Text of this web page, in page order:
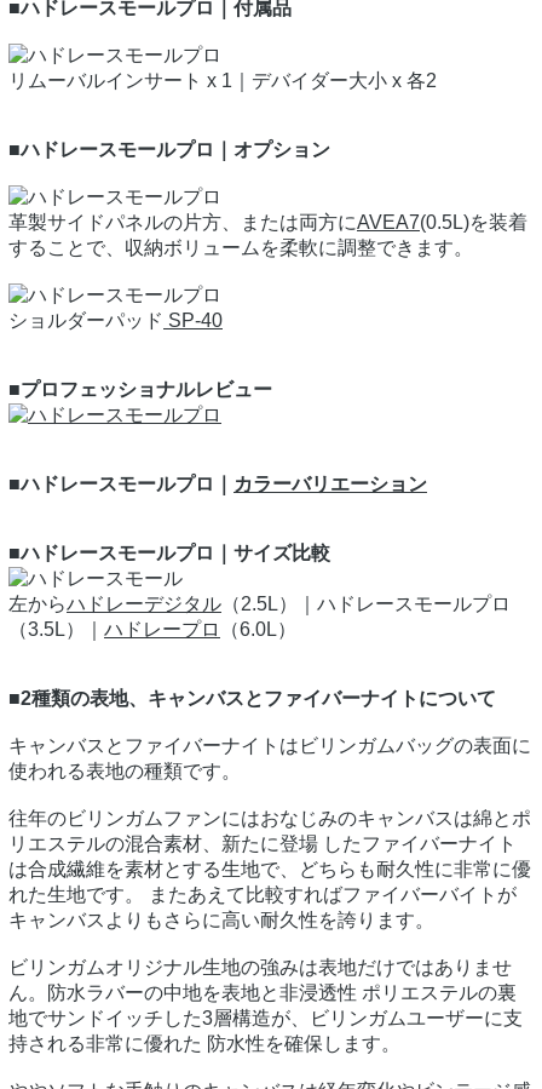
■ハドレースモールプロ｜付属品
リムーバルインサート x 1｜デバイダー大小 x 各2
■ハドレースモールプロ｜オプション
革製サイドパネルの片方、または両方にAVEA7(0.5L)を装着
することで、収納ボリュームを柔軟に調整できます。
ショルダーパッド SP-40
■プロフェッショナルレビュー
■ハドレースモールプロ｜ カラーバリエーション
■ハドレースモールプロ｜サイズ比較
左からハドレーデジタル （2.5L）｜ハドレースモールプロ
（3.5L）｜ ハドレープロ （6.0L）
■2種類の表地、キャンバスとファイバーナイトについて
キャンバスとファイバーナイトはビリンガムバッグの表面に
使われる表地の種類です。
往年のビリンガムファンにはおなじみのキャンバスは綿とポ
リエステルの混合素材、新たに登場 したファイバーナイト
は合成繊維を素材とする生地で、どちらも耐久性に非常に優
れた生地です。 またあえて比較すればファイバーバイトが
キャンバスよりもさらに高い耐久性を誇ります。
ビリンガムオリジナル生地の強みは表地だけではありませ
ん。防水ラバーの中地を表地と非浸透性 ポリエステルの裏
地でサンドイッチした3層構造が、ビリンガムユーザーに支
持される非常に優れた 防水性を確保します。